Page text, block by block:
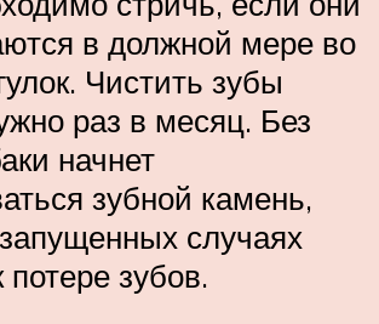
в должной мере во
Чистить зубы
раз в месяц. Без
начнет
зубной камень,
случаях
потере зубов.